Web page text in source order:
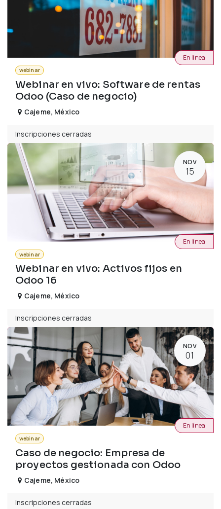
webinar
Webinar en vivo: Software de rentas
Odoo (Caso de negocio)
En línea
Cajeme, México
Inscripciones cerradas
NOV
15
webinar
Webinar en vivo: Activos fijos en
Odoo 16
En línea
Cajeme, México
Inscripciones cerradas
NOV
01
webinar
Caso de negocio: Empresa de
proyectos gestionada con Odoo
En línea
Cajeme, México
Inscripciones cerradas